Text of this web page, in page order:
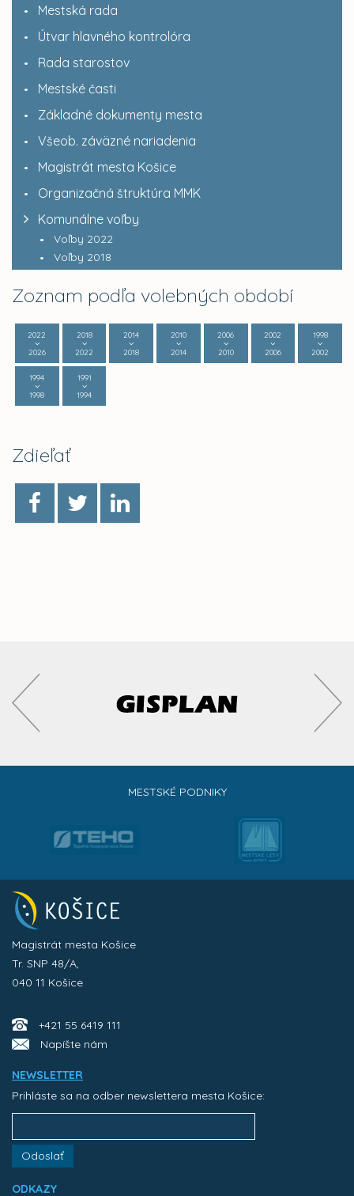
Mestská rada
Útvar hlavného kontrolóra
Rada starostov
Mestské časti
Základné dokumenty mesta
Všeob. záväzné nariadenia
Magistrát mesta Košice
Organizačná štruktúra MMK
Komunálne voľby
Voľby 2022
Voľby 2018
Zoznam podľa volebných období
2022
2026
2018
2022
2014
2018
2010
2014
2006
2010
2002
2006
1998
2002
1994
1998
1991
1994
Zdieľať
MESTSKÉ PODNIKY
Magistrát mesta Košice
Tr. SNP 48/A,
040 11 Košice
+421 55 6419 111
Napíšte nám
NEWSLETTER
Prihláste sa na odber newslettera mesta Košice:
Odoslať
ODKAZY